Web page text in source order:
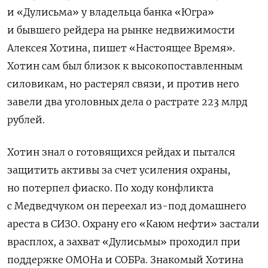
и «Дулисьма» у владельца банка «Югра»
и бывшего рейдера на рынке недвижимости
Алексея Хотина, пишет «Настоящее Время».
Хотин сам был близок к высокопоставленным
силовикам, но растерял связи, и против него
завели два уголовных дела о растрате 223 млрд
рублей.
Хотин знал о готовящихся рейдах и пытался
защитить активы за счет усиления охраны,
но потерпел фиаско. По ходу конфликта
с Медведчуком он переехал из-под домашнего
ареста в СИЗО. Охрану его «Каюм нефти» застали
врасплох, а захват «Дулисьмы» проходил при
поддержке ОМОНа и СОБРа. Знакомый Хотина